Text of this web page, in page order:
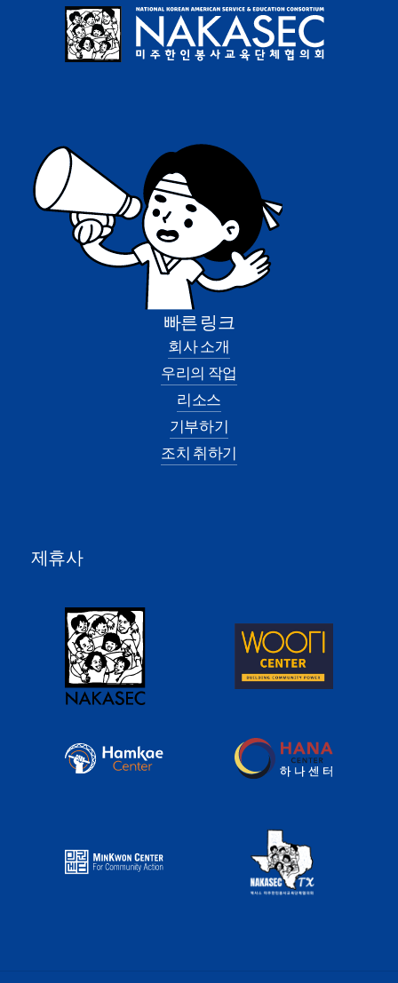
빠른 링크
회사 소개
우리의 작업
리소스
기부하기
조치 취하기
제휴사